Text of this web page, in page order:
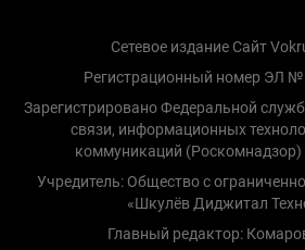
Сетевое издание Сайт
Регистрационный номер ЭЛ №
Зарегистрировано Федеральной
связи, информационных
коммуникаций (Роскомнадзор)
Учредитель: Общество с
«Шкулёв Диджитал
Главный редактор: